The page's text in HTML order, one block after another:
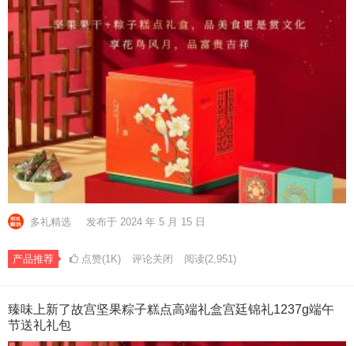
多礼精选 发布于 2024 年 5 月 15 日
产品推荐 点赞(1K) 评论关闭 阅读(2,951)
臻味上新了故宫坚果粽子糕点高端礼盒宫廷锦礼1237g端午
节送礼礼包